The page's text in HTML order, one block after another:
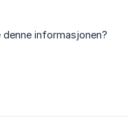
informasjonen?